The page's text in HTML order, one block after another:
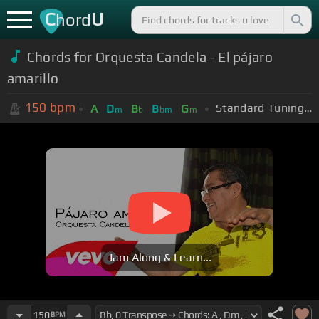
ChordU
Chords for Orquesta Candela - El pájaro
amarillo
150 bpm A Dm Bb Bbm Gm Standard Tuning (EADGBE)
Jam Along & Learn...
150BPM